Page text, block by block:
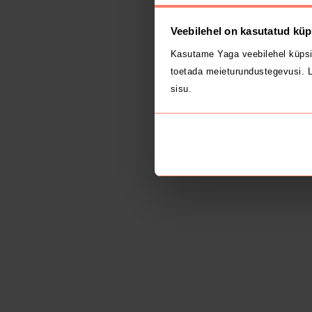
Veebilehel on kasutatud
Kasutame Yaga veebilehel
toetada meieturundustegevusi.
sisu.